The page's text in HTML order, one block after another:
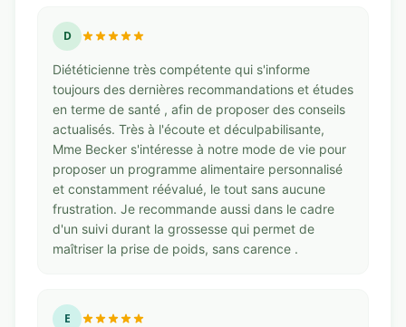
D
Diététicienne très compétente qui s'informe
toujours des dernières recommandations et études
en terme de santé , afin de proposer des conseils
actualisés. Très à l'écoute et déculpabilisante,
Mme Becker s'intéresse à notre mode de vie pour
proposer un programme alimentaire personnalisé
et constamment réévalué, le tout sans aucune
frustration. Je recommande aussi dans le cadre
d'un suivi durant la grossesse qui permet de
maîtriser la prise de poids, sans carence .
E